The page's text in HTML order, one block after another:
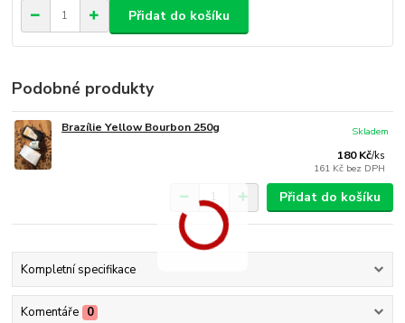
Přidat do košíku
Podobné produkty
Brazílie Yellow Bourbon 250g
180 Kč/ks
161 Kč bez DPH
Skladem
Přidat do košíku
Kompletní specifikace
Komentáře 0